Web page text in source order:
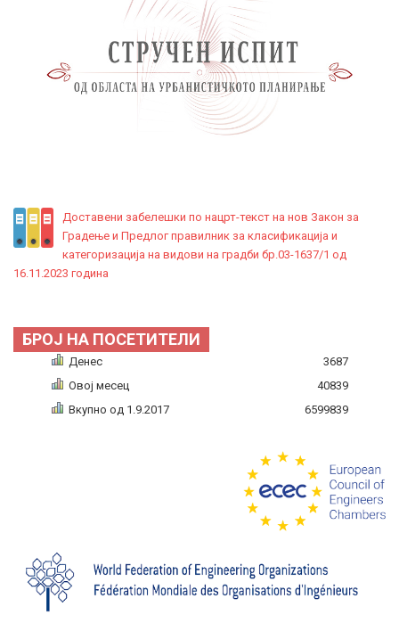
Доставени забелешки по нацрт-текст на нов Закон за
Градење и Предлог правилник за класификација и
категоризација на видови на градби бр.03-1637/1 од
16.11.2023 година
БРОЈ НА ПОСЕТИТЕЛИ
Денес
3687
Овој месец
40839
Вкупно од 1.9.2017
6599839